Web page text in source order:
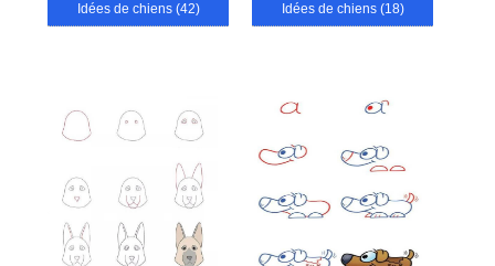
Idées de chiens (42) Idées de chiens (18)